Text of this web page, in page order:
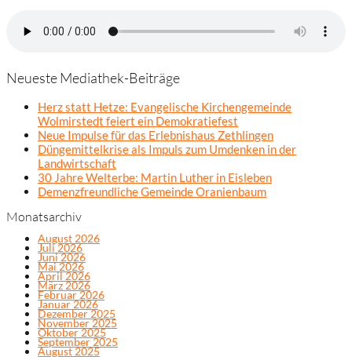
Neueste Mediathek-Beiträge
Herz statt Hetze: Evangelische Kirchengemeinde
Wolmirstedt feiert ein Demokratiefest
Neue Impulse für das Erlebnishaus Zethlingen
Düngemittelkrise als Impuls zum Umdenken in der
Landwirtschaft
30 Jahre Welterbe: Martin Luther in Eisleben
Demenzfreundliche Gemeinde Oranienbaum
Monatsarchiv
August 2026
Juli 2026
Juni 2026
Mai 2026
April 2026
März 2026
Februar 2026
Januar 2026
Dezember 2025
November 2025
Oktober 2025
September 2025
August 2025